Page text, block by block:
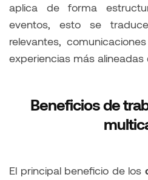
aplica de forma
eventos, esto se
relevantes,
experiencias más
Beneficios de
El principal beneficio de los